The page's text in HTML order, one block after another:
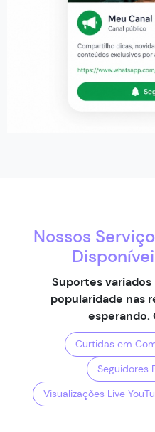
Nossos
Suportes
popularidade nas
esperando.
Curtidas em
Seguidores
Visualizações Live